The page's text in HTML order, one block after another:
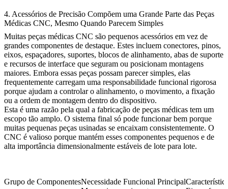
4. Acessórios de Precisão Compõem uma Grande Parte das Peças
Médicas CNC, Mesmo Quando Parecem Simples
Muitas peças médicas CNC são pequenos acessórios em vez de
grandes componentes de destaque. Estes incluem conectores, pinos,
eixos, espaçadores, suportes, blocos de alinhamento, abas de suporte
e recursos de interface que seguram ou posicionam montagens
maiores. Embora essas peças possam parecer simples, elas
frequentemente carregam uma responsabilidade funcional rigorosa
porque ajudam a controlar o alinhamento, o movimento, a fixação
ou a ordem de montagem dentro do dispositivo.
Esta é uma razão pela qual a fabricação de peças médicas tem um
escopo tão amplo. O sistema final só pode funcionar bem porque
muitas pequenas peças usinadas se encaixam consistentemente. O
CNC é valioso porque mantém esses componentes pequenos e de
alta importância dimensionalmente estáveis de lote para lote.
Grupo de ComponentesNecessidade Funcional Principal